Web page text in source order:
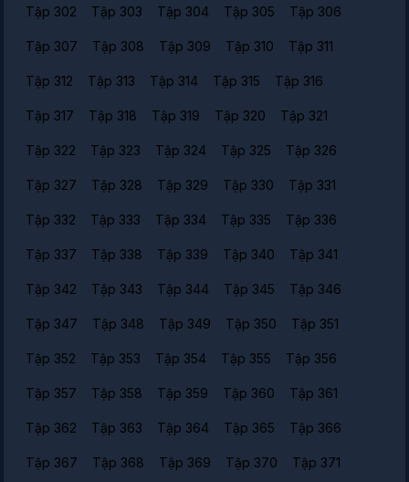
Tập 302 Tập 303 Tập 304 Tập 305 Tập 306
Tập 307 Tập 308 Tập 309 Tập 310 Tập 311
Tập 312 Tập 313 Tập 314 Tập 315 Tập 316
Tập 317 Tập 318 Tập 319 Tập 320 Tập 321
Tập 322 Tập 323 Tập 324 Tập 325 Tập 326
Tập 327 Tập 328 Tập 329 Tập 330 Tập 331
Tập 332 Tập 333 Tập 334 Tập 335 Tập 336
Tập 337 Tập 338 Tập 339 Tập 340 Tập 341
Tập 342 Tập 343 Tập 344 Tập 345 Tập 346
Tập 347 Tập 348 Tập 349 Tập 350 Tập 351
Tập 352 Tập 353 Tập 354 Tập 355 Tập 356
Tập 357 Tập 358 Tập 359 Tập 360 Tập 361
Tập 362 Tập 363 Tập 364 Tập 365 Tập 366
Tập 367 Tập 368 Tập 369 Tập 370 Tập 371